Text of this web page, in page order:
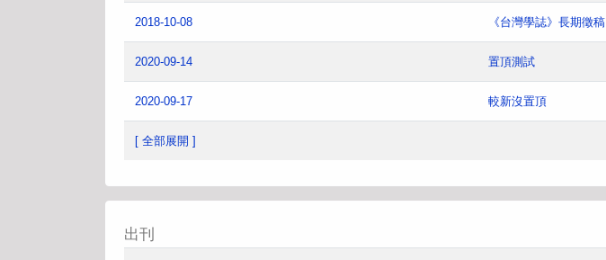
2018-10-08 《台灣學誌》長期徵稿
2020-09-14 置頂測試
2020-09-17 較新沒置頂
[ 全部展開 ]
出刊